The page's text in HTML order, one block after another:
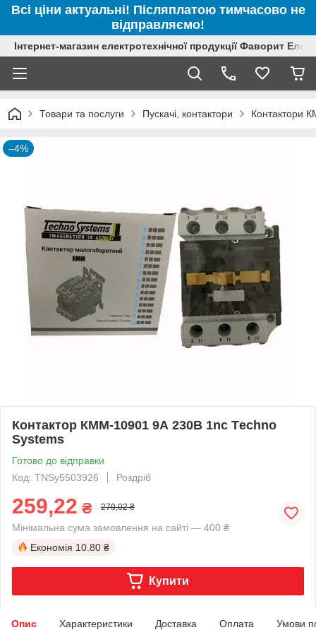
Всі ціни актуальні! Післяплатою тимчасово не
відправляємо!
Інтернет-магазин електротехнічної продукції Фаворит
Товари та послуги Пускачі, контактори Контактори
–4%
Контактор КММ-10901 9А 230В 1nc Тechno
Systems
Готово до відправки
Код: TNSy5503926
Роздріб
259,22 ₴ 270,02 ₴
Мінімальна сума замовлення на сайті — 400 ₴
Економія 10.80 ₴
Купити
Опис Характеристики Доставка Оплата Умови